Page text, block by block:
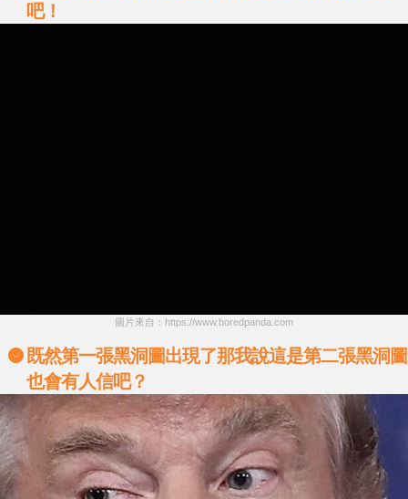
吧！
圖片來自：https://www.boredpanda.com
既然第一張黑洞圖出現了那我說這是第二張黑洞圖
也會有人信吧？